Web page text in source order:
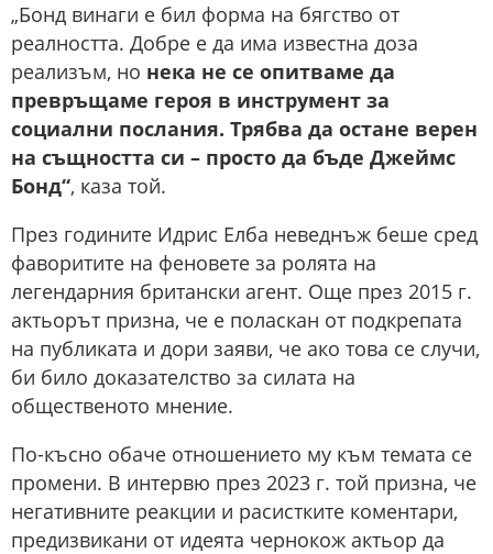
„Бонд винаги е бил форма на бягство от
реалността. Добре е да има известна доза
реализъм, но нека не се опитваме да
превръщаме героя в инструмент за
социални послания. Трябва да остане верен
на същността си – просто да бъде Джеймс
Бонд“, каза той.
През годините Идрис Елба неведнъж беше сред
фаворитите на феновете за ролята на
легендарния британски агент. Още през 2015 г.
актьорът призна, че е поласкан от подкрепата
на публиката и дори заяви, че ако това се случи,
би било доказателство за силата на
общественото мнение.
По-късно обаче отношението му към темата се
промени. В интервю през 2023 г. той призна, че
негативните реакции и расистките коментари,
предизвикани от идеята чернокож актьор да